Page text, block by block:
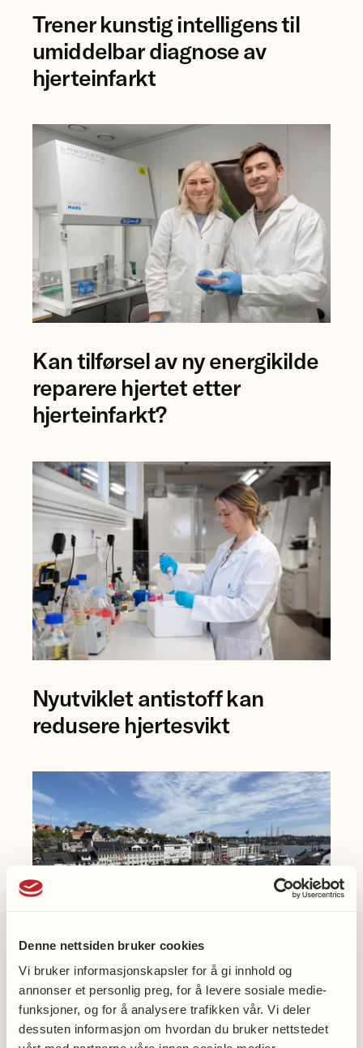
Denne nettsiden bruker cookies
Vi bruker informasjonskapsler for å gi innhold og
annonser et personlig preg, for å levere sosiale medie-
funksjoner, og for å analysere trafikken vår. Vi deler
dessuten informasjon om hvordan du bruker nettstedet
Bjørn-
Jostein
Singstad
ved
Trener kunstig intelligens til
umiddelbar diagnose av
hjerteinfarkt
Åsa
Birgisdottir
og
forsker
Calvoli,
Universitetet
i
Tromsø.
Kan tilførsel av ny energikilde
reparere hjertet etter
hjerteinfarkt?
Anna
Karisdotter
Universitetet
i
Bergen.
Nyutviklet antistoff kan
redusere hjertesvikt
Møt oss på Arendalsuka